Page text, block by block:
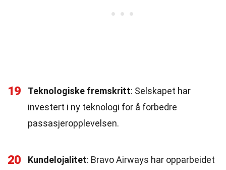
19 Teknologiske fremskritt: Selskapet har
investert i ny teknologi for å forbedre
passasjeropplevelsen.
20 Kundelojalitet: Bravo Airways har opparbeidet